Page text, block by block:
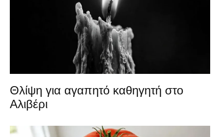
Θλίψη για αγαπητό καθηγητή στο
Αλιβέρι